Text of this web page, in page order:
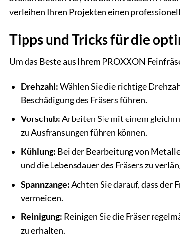
verleihen Ihren Projekten einen
Tipps und Tricks für die
Um das Beste aus Ihrem PROXXON
Drehzahl:Wählen Sie die richtige
Beschädigung des Fräsers führen.
Vorschub:Arbeiten Sie mit einem
zu Ausfransungen führen können.
Kühlung: Bei der Bearbeitung von
und die Lebensdauer des Fräsers zu
Spannzange:Achten Sie darauf, dass der
vermeiden.
Reinigung: Reinigen Sie die Fräser
zu erhalten.